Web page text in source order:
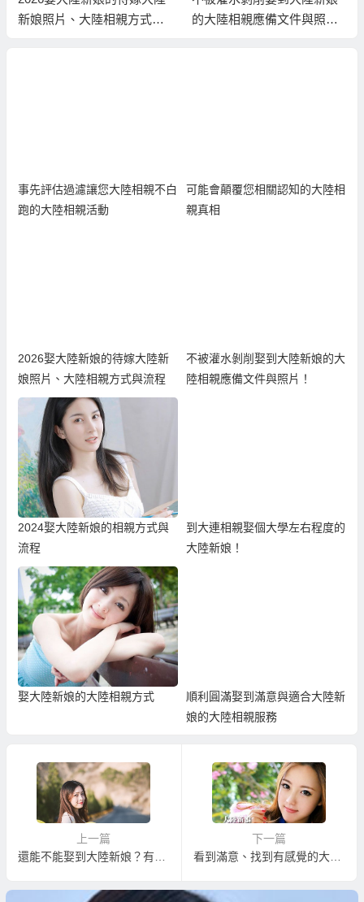
新娘照片、大陸相親方式與
的大陸相親應備文件與照
事先評估過濾讓您大陸相親不白
跑的大陸相親活動
可能會顛覆您相關認知的大陸相
親真相
2026娶大陸新娘的待嫁大陸新
娘照片、大陸相親方式與流程
不被灌水剝削娶到大陸新娘的大
陸相親應備文件與照片！
2024娶大陸新娘的相親方式與
流程
到大連相親娶個大學左右程度的
大陸新娘！
娶大陸新娘的大陸相親方式
順利圓滿娶到滿意與適合大陸新
娘的大陸相親服務
上一篇
還能不能娶到大陸新娘？有沒有比較內地農村的大陸新娘？
下一篇
看到滿意、找到有感覺的大陸新娘的大陸相親！？